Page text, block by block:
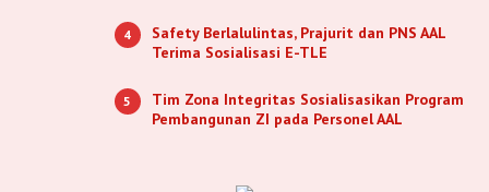
4
Safety Berlalulintas, Prajurit dan PNS AAL
Terima Sosialisasi E-TLE
5
Tim Zona Integritas Sosialisasikan Program
Pembangunan ZI pada Personel AAL